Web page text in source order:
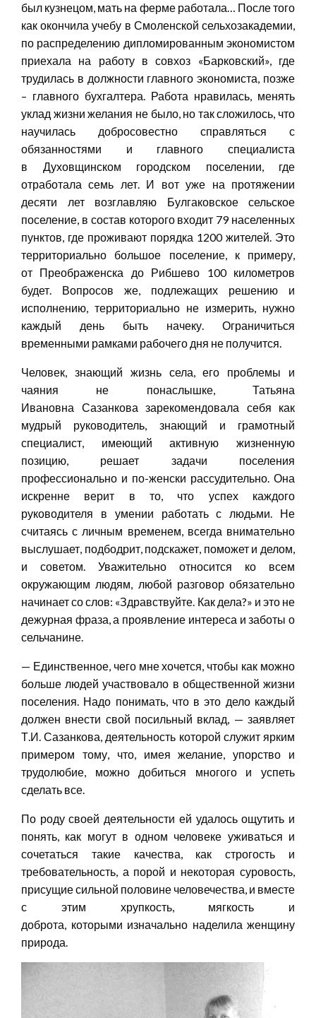
был кузнецом, мать на ферме работала… После того
как окончила учебу в Смоленской сельхозакадемии,
по распределению дипломированным экономистом
приехала на работу в совхоз «Барковский», где
трудилась в должности главного экономиста, позже
– главного бухгалтера. Работа нравилась, менять
уклад жизни желания не было, но так сложилось, что
научилась добросовестно справляться с
обязанностями и главного специалиста
в Духовщинском городском поселении, где
отработала семь лет. И вот уже на протяжении
десяти лет возглавляю Булгаковское сельское
поселение, в состав которого входит 79 населенных
пунктов, где проживают порядка 1200 жителей. Это
территориально большое поселение, к примеру,
от Преображенска до Рибшево 100 километров
будет. Вопросов же, подлежащих решению и
исполнению, территориально не измерить, нужно
каждый день быть начеку. Ограничиться
временными рамками рабочего дня не получится.
Человек, знающий жизнь села, его проблемы и
чаяния не понаслышке, Татьяна
Ивановна Сазанкова зарекомендовала себя как
мудрый руководитель, знающий и грамотный
специалист, имеющий активную жизненную
позицию, решает задачи поселения
профессионально и по-женски рассудительно. Она
искренне верит в то, что успех каждого
руководителя в умении работать с людьми. Не
считаясь с личным временем, всегда внимательно
выслушает, подбодрит, подскажет, поможет и делом,
и советом. Уважительно относится ко всем
окружающим людям, любой разговор обязательно
начинает со слов: «Здравствуйте. Как дела?» и это не
дежурная фраза, а проявление интереса и заботы о
сельчанине.
— Единственное, чего мне хочется, чтобы как можно
больше людей участвовало в общественной жизни
поселения. Надо понимать, что в это дело каждый
должен внести свой посильный вклад, — заявляет
Т.И. Сазанкова, деятельность которой служит ярким
примером тому, что, имея желание, упорство и
трудолюбие, можно добиться многого и успеть
сделать все.
По роду своей деятельности ей удалось ощутить и
понять, как могут в одном человеке уживаться и
сочетаться такие качества, как строгость и
требовательность, а порой и некоторая суровость,
присущие сильной половине человечества, и вместе
с этим хрупкость, мягкость и
доброта, которыми изначально наделила женщину
природа.